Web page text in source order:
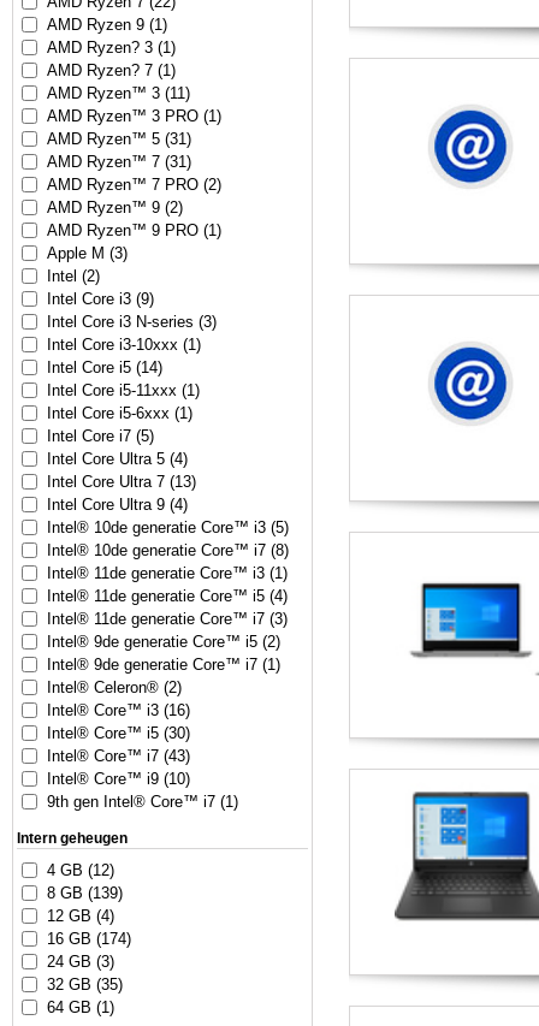
AMD Ryzen 9 (1)
AMD Ryzen? 3 (1)
AMD Ryzen? 7 (1)
AMD Ryzen™ 3 (11)
AMD Ryzen™ 3 PRO (1)
AMD Ryzen™ 5 (31)
AMD Ryzen™ 7 (31)
AMD Ryzen™ 7 PRO (2)
AMD Ryzen™ 9 (2)
AMD Ryzen™ 9 PRO (1)
Apple M (3)
Intel (2)
Intel Core i3 (9)
Intel Core i3 N-series (3)
Intel Core i3-10xxx (1)
Intel Core i5 (14)
Intel Core i5-11xxx (1)
Intel Core i5-6xxx (1)
Intel Core i7 (5)
Intel Core Ultra 5 (4)
Intel Core Ultra 7 (13)
Intel Core Ultra 9 (4)
Intel® 10de generatie Core™ i3 (5)
Intel® 10de generatie Core™ i7 (8)
Intel® 11de generatie Core™ i3 (1)
Intel® 11de generatie Core™ i5 (4)
Intel® 11de generatie Core™ i7 (3)
Intel® 9de generatie Core™ i5 (2)
Intel® 9de generatie Core™ i7 (1)
Intel® Celeron® (2)
Intel® Core™ i3 (16)
Intel® Core™ i5 (30)
Intel® Core™ i7 (43)
Intel® Core™ i9 (10)
9th gen Intel® Core™ i7 (1)
Intern geheugen
4 GB (12)
8 GB (139)
12 GB (4)
16 GB (174)
24 GB (3)
32 GB (35)
64 GB (1)